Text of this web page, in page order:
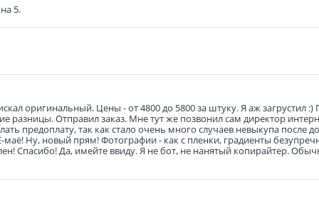
5.
оригинальный. Цены - от 4800 до 5800 за штуку. Я аж загрустил
разницы. Отправил заказ. Мне тут же позвонил сам директор
предоплату, так как стало очень много случаев невыкупа после
маё! Ну, новый прям! Фотографии - как с пленки, градиенты
Спасибо! Да, имейте ввиду. Я не бот, не нанятый копирайтер.